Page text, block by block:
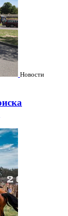
Новости